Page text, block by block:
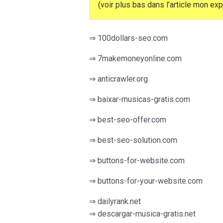
(voir plus bas dans l’article mon
⇒ 100dollars-seo.com
⇒ 7makemoneyonline.com
⇒ anticrawler.org
⇒ baixar-musicas-gratis.com
⇒ best-seo-offer.com
⇒ best-seo-solution.com
⇒ buttons-for-website.com
⇒ buttons-for-your-website.com
⇒ dailyrank.net
⇒ descargar-musica-gratis.net